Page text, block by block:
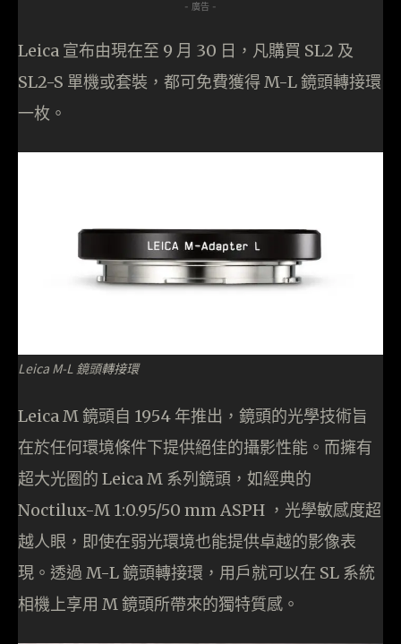
- 廣告 -
Leica 宣布由現在至 9 月 30 日，凡購買 SL2 及
SL2-S 單機或套裝，都可免費獲得 M-L 鏡頭轉接環
一枚。
Leica M-L 鏡頭轉接環
Leica M 鏡頭自 1954 年推出，鏡頭的光學技術旨
在於任何環境條件下提供絕佳的攝影性能。而擁有
超大光圈的 Leica M 系列鏡頭，如經典的
Noctilux-M 1:0.95/50 mm ASPH ，光學敏感度超
越人眼，即使在弱光環境也能提供卓越的影像表
現。透過 M-L 鏡頭轉接環，用戶就可以在 SL 系統
相機上享用 M 鏡頭所帶來的獨特質感。